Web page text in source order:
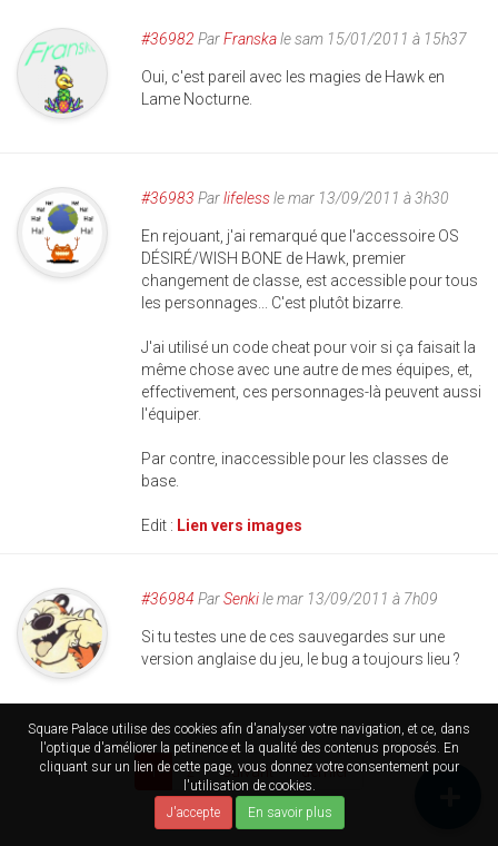
Square Palace utilise des cookies afin d'analyser votre navigation, et ce, dans
l'optique d'améliorer la petinence et la qualité des contenus proposés. En
cliquant sur un lien de cette page, vous donnez votre consentement pour
l'utilisation de cookies.
J'accepte
En savoir plus
#36982 ParFranskale sam 15/01/2011 à 15h37
Oui, c'est pareil avec les magies de Hawk en
Lame Nocturne.
#36983 Parlifelessle mar 13/09/2011 à 3h30
En rejouant, j'ai remarqué que l'accessoire OS
DÉSIRÉ/WISH BONE de Hawk, premier
changement de classe, est accessible pour tous
les personnages... C'est plutôt bizarre.
J'ai utilisé un code cheat pour voir si ça faisait la
même chose avec une autre de mes équipes, et,
effectivement, ces personnages-là peuvent aussi
l'équiper.
Par contre, inaccessible pour les classes de
base.
Edit : Lien vers images
#36984 ParSenkile mar 13/09/2011 à 7h09
Si tu testes une de ces sauvegardes sur une
version anglaise du jeu, le bug a toujours lieu ?
1 2 suivant dernier